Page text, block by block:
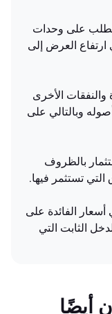
على وحدات
ارتفاع العرض إلى
الأخرى
وبالتالي على
بالظروف
التي تستثمر فيها.
أسعار الفائدة على
الثابت التي
أيضًا